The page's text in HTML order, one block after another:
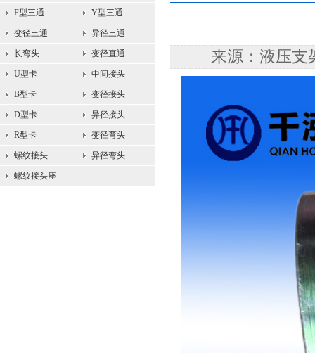
F型三通 Y型三通
变径三通 异径三通
长弯头 变径直通
U型卡 中间接头
B型卡 变径接头
D型卡 异径接头
R型卡 变径弯头
螺纹接头 异径弯头
螺纹接头座
来源：液压支